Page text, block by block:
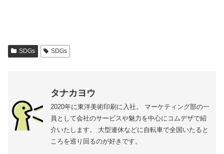
SDGs SDGs
タナカヨウ
2020年に東洋美術印刷に入社。 マーケティング部の一
員として会社のサービスや魅力を中心にコムデザで紹
介いたします。 大型連休などに自転車で全国いたると
ころを巡り回るのが好きです。